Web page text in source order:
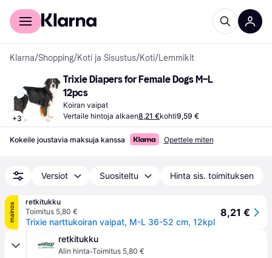
Kuluttajille
Klarna/Shopping/Koti ja Sisustus/Koti/Lemmikit
+3
Trixie Diapers for Female Dogs M–L
12pcs
Koiran vaipat
Vertaile hintoja alkaen8,21 €kohti9,59 €
Kokeile joustavia maksuja kanssa Opettele miten
Versiot Suositeltu Hinta sis. toimituksen
mainos
retkitukku
Toimitus 5,80 €
Trixie narttukoiran vaipat, M-L 36-52 cm, 12kpl
8,21 €
retkitukku
Alin hinta·Toimitus 5,80 €